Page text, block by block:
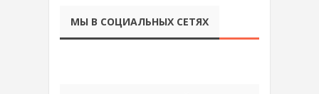
МЫ В СОЦИАЛЬНЫХ СЕТЯХ